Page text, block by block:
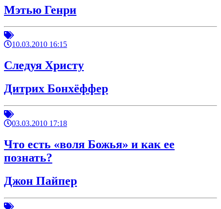
Мэтью Генри
10.03.2010 16:15
Следуя Христу
Дитрих Бонхёффер
03.03.2010 17:18
Что есть «воля Божья» и как ее
познать?
Джон Пайпер